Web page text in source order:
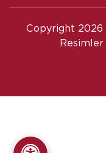
Copyright 2026
Resimler